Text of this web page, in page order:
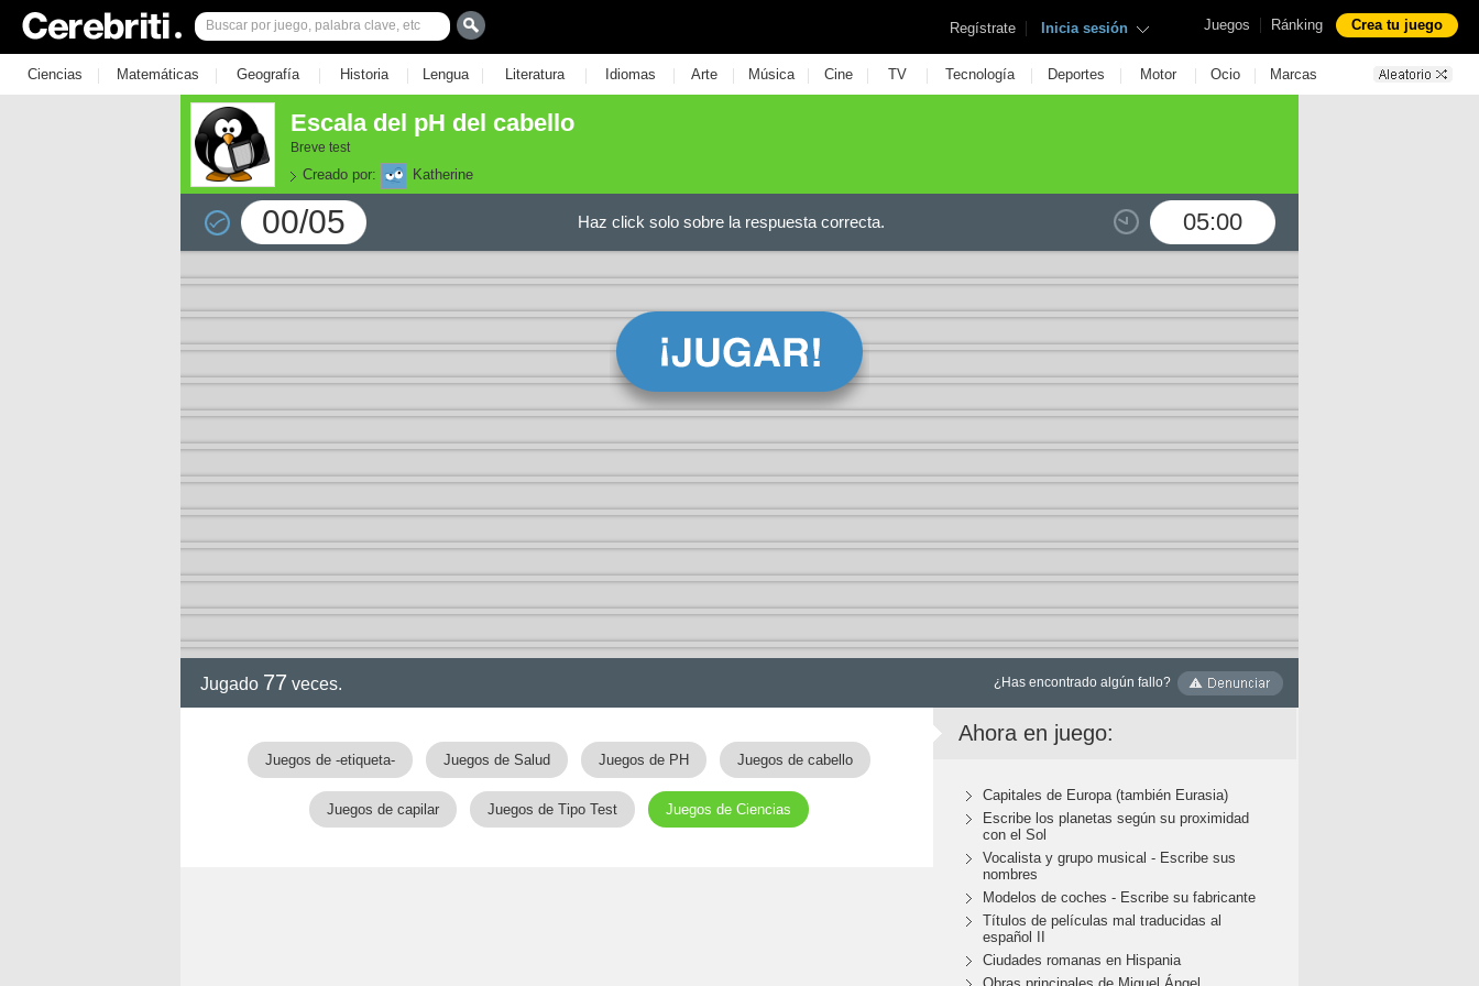
Juegos | Ránking Crea tu juego
Regístrate | Inicia sesión
Ciencias | Matemáticas | Geografía | Historia | Lengua | Literatura | Idiomas | Arte | Música | Cine | TV | Tecnología | Deportes | Motor | Ocio | Marcas
Escala del pH del cabello
Breve test
Creado por: Katherine
00/05 05:00
Haz click solo sobre la respuesta correcta.
Jugado 77 veces. ¿Has encontrado algún fallo?
Juegos de -etiqueta- Juegos de Salud Juegos de PH Juegos de cabello
Juegos de capilar Juegos de Tipo Test Juegos de Ciencias
Ahora en juego:
Capitales de Europa (también Eurasia)
Escribe los planetas según su proximidad
con el Sol
Vocalista y grupo musical - Escribe sus
nombres
Modelos de coches - Escribe su fabricante
Títulos de películas mal traducidas al
español II
Ciudades romanas en Hispania